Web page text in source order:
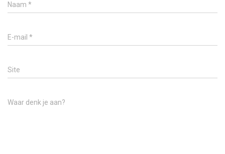
Naam *
E-mail *
Site
Waar denk je aan?